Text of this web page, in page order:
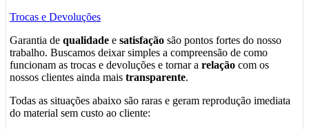
Trocas e Devoluções
Garantia de qualidade e satisfação são pontos fortes do nosso
trabalho. Buscamos deixar simples a compreensão de como
funcionam as trocas e devoluções e tornar a relação com os
nossos clientes ainda mais transparente.
Todas as situações abaixo são raras e geram reprodução imediata
do material sem custo ao cliente: